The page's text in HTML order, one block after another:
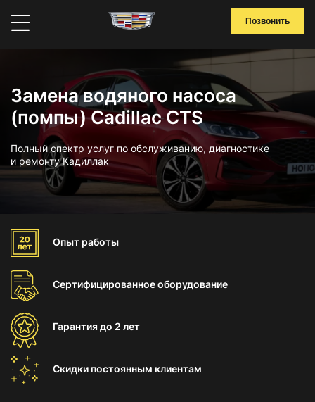
Позвонить
Замена водяного насоса
(помпы) Cadillac CTS
Полный спектр услуг по обслуживанию, диагностике
и ремонту Кадиллак
Опыт работы
Сертифицированноеоборудование
Гарантиядо 2 лет
Скидки постоянным клиентам